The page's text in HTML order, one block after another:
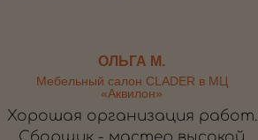
ОЛЬГА М.
Мебельный салон CLADER в МЦ
«Аквилон»
Хорошая организация работ.